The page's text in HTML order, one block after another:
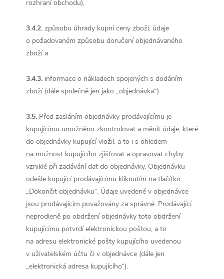
rozhraní obchodu),
3.4.2. způsobu úhrady kupní ceny zboží, údaje
o požadovaném způsobu doručení objednávaného
zboží a
3.4.3. informace o nákladech spojených s dodáním
zboží (dále společně jen jako „objednávka“).
3.5. Před zasláním objednávky prodávajícímu je
kupujícímu umožněno zkontrolovat a měnit údaje, které
do objednávky kupující vložil, a to i s ohledem
na možnost kupujícího zjišťovat a opravovat chyby
vzniklé při zadávání dat do objednávky. Objednávku
odešle kupující prodávajícímu kliknutím na tlačítko
„Dokončit objednávku“. Údaje uvedené v objednávce
jsou prodávajícím považovány za správné. Prodávající
neprodleně po obdržení objednávky toto obdržení
kupujícímu potvrdí elektronickou poštou, a to
na adresu elektronické pošty kupujícího uvedenou
v uživatelském účtu či v objednávce (dále jen
„elektronická adresa kupujícího“).